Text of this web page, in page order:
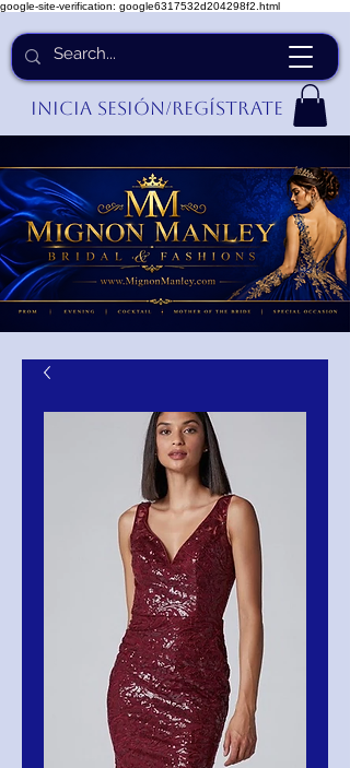
google-site-verification: google6317532d204298f2.html
Inicia Sesión/Regístrate